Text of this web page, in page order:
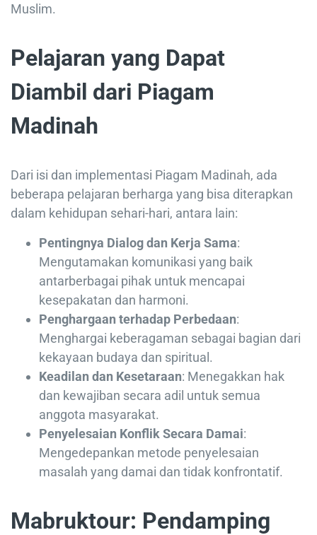
Muslim.
Pelajaran yang Dapat
Diambil dari Piagam
Madinah
Dari isi dan implementasi Piagam Madinah, ada
beberapa pelajaran berharga yang bisa diterapkan
dalam kehidupan sehari-hari, antara lain:
Pentingnya Dialog dan Kerja Sama:
Mengutamakan komunikasi yang baik
antarberbagai pihak untuk mencapai
kesepakatan dan harmoni.
Penghargaan terhadap Perbedaan:
Menghargai keberagaman sebagai bagian dari
kekayaan budaya dan spiritual.
Keadilan dan Kesetaraan: Menegakkan hak
dan kewajiban secara adil untuk semua
anggota masyarakat.
Penyelesaian Konflik Secara Damai:
Mengedepankan metode penyelesaian
masalah yang damai dan tidak konfrontatif.
Mabruktour: Pendamping